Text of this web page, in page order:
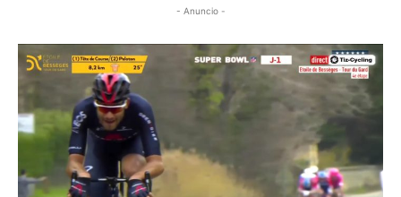
- Anuncio -